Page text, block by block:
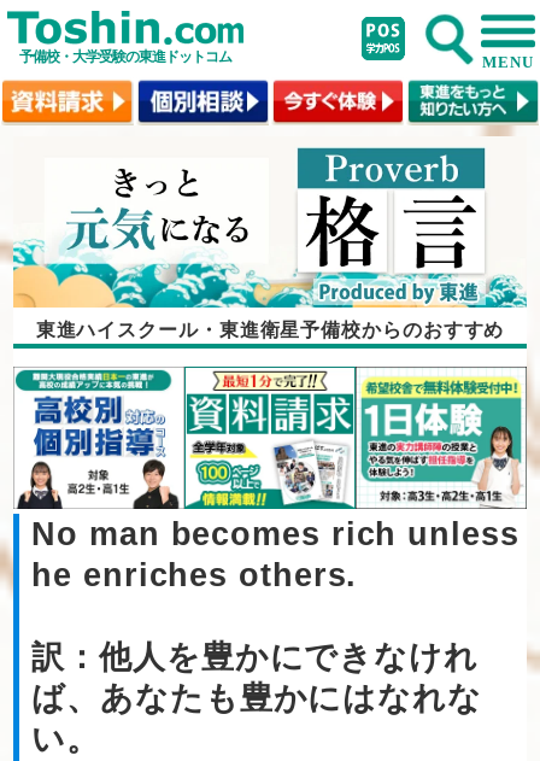
予備校・大学受験の東進ドットコム MENU
東進ハイスクール・東進衛星予備校からのおすすめ
No man becomes rich unless
he enriches others.
訳：他人を豊かにできなけれ
ば、あなたも豊かにはなれな
い。